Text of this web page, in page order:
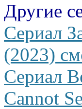
Другие
Сериал
(2023)
Сериал
Cannot